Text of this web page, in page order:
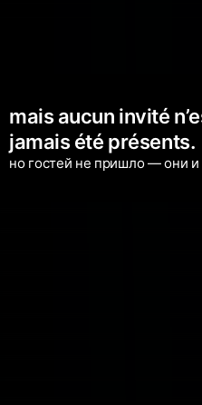
mais aucun invité
jamais été présents.
но гостей не пришло — они и